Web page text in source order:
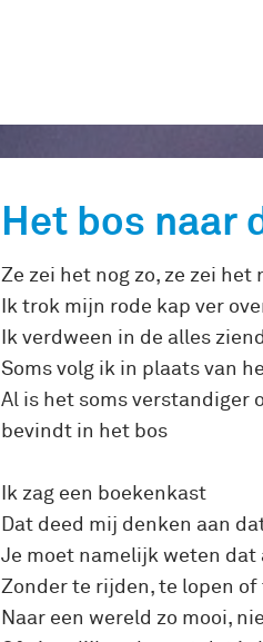
Het bos naar
Ze zei het nog zo, ze zei het
Ik trok mijn rode kap ver
Ik verdween in de alles
Soms volg ik in plaats van
Al is het soms verstandiger
bevindt in het bos
Ik zag een boekenkast
Dat deed mij denken aan
Je moet namelijk weten dat
Zonder te rijden, te lopen
Naar een wereld zo mooi,